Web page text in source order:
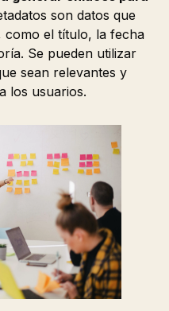
son datos que
como el título, la fecha
Se pueden utilizar
sean relevantes y
los usuarios.